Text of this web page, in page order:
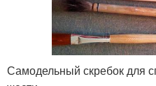
Самодельный скребок для